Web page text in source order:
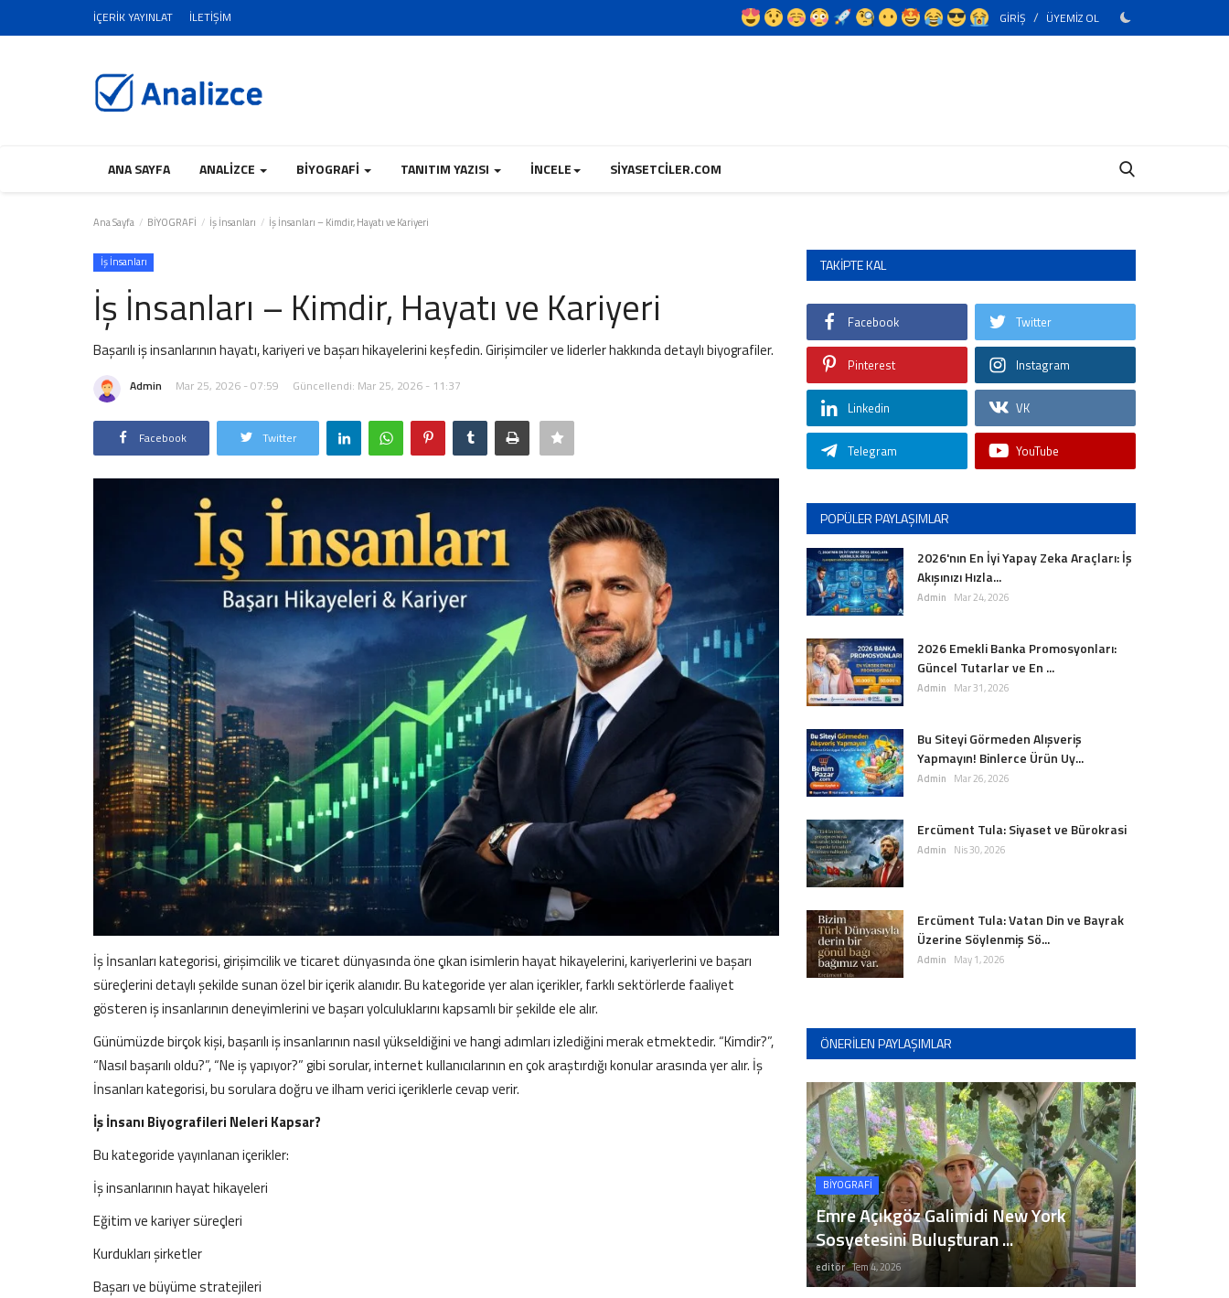
İÇERİK YAYINLAT İLETİŞİM GİRİŞ / ÜYEMİZ OL
ANA SAYFA ANALİZCE BİYOGRAFİ TANITIM YAZISI İNCELE SIYASETCILER.COM
Ana Sayfa BİYOGRAFİ İş İnsanları İş İnsanları – Kimdir, Hayatı ve Kariyeri
İş İnsanları
İş İnsanları – Kimdir, Hayatı ve Kariyeri
Başarılı iş insanlarının hayatı, kariyeri ve başarı hikayelerini keşfedin. Girişimciler ve liderler hakkında detaylı biyografiler.
Admin Mar 25, 2026 - 07:59 Güncellendi: Mar 25, 2026 - 11:37
Facebook Twitter
İş İnsanları kategorisi, girişimcilik ve ticaret dünyasında öne çıkan isimlerin hayat hikayelerini, kariyerlerini ve başarı
süreçlerini detaylı şekilde sunan özel bir içerik alanıdır. Bu kategoride yer alan içerikler, farklı sektörlerde faaliyet
gösteren iş insanlarının deneyimlerini ve başarı yolculuklarını kapsamlı bir şekilde ele alır.
Günümüzde birçok kişi, başarılı iş insanlarının nasıl yükseldiğini ve hangi adımları izlediğini merak etmektedir. “Kimdir?”,
“Nasıl başarılı oldu?”, “Ne iş yapıyor?” gibi sorular, internet kullanıcılarının en çok araştırdığı konular arasında yer alır. İş
İnsanları kategorisi, bu sorulara doğru ve ilham verici içeriklerle cevap verir.
İş İnsanı Biyografileri Neleri Kapsar?
Bu kategoride yayınlanan içerikler:
İş insanlarının hayat hikayeleri
Eğitim ve kariyer süreçleri
Kurdukları şirketler
Başarı ve büyüme stratejileri
TAKIPTE KAL
Facebook Twitter
Pinterest Instagram
Linkedin VK
Telegram YouTube
POPÜLER PAYLAŞIMLAR
2026'nın En İyi Yapay Zeka Araçları: İş
Akışınızı Hızla...
Admin Mar 24, 2026
2026 Emekli Banka Promosyonları:
Güncel Tutarlar ve En ...
Admin Mar 31, 2026
Bu Siteyi Görmeden Alışveriş
Yapmayın! Binlerce Ürün Uy...
Admin Mar 26, 2026
Ercüment Tula: Siyaset ve Bürokrasi
Admin Nis 30, 2026
Ercüment Tula: Vatan Din ve Bayrak
Üzerine Söylenmiş Sö...
Admin May 1, 2026
ÖNERILEN PAYLAŞIMLAR
BİYOGRAFİ
Emre Açıkgöz Galimidi New York
Sosyetesini Buluşturan ...
editör Tem 4, 2026